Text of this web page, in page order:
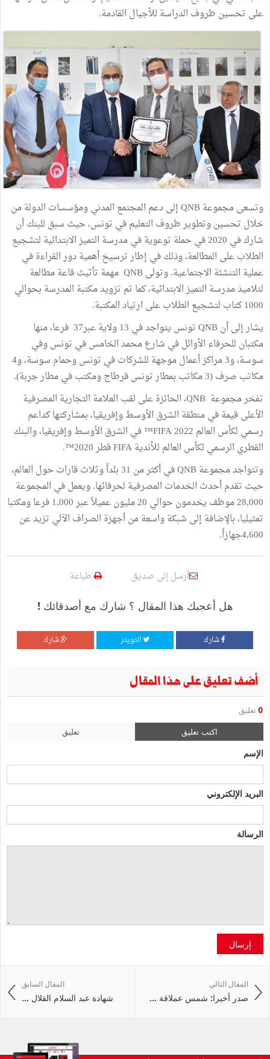
على تحسين ظروف الدراسة للأجيال القادمة.
وتسعى مجموعة QNB إلى دعم المجتمع المدني ومؤسسات الدولة من
خلال تحسين وتطوير ظروف التعليم في تونس، حيث سبق للبنك أن
شارك في 2020 في حملة توعوية في مدرسة التميز الابتدائية لتشجيع
الطلاب على المطالعة، وذلك في إطار ترسيخ أهمية دور القراءة في
عملية التنشئة الاجتماعية. وتولى QNB مهمة تأثيث قاعة مطالعة
لتلاميذ مدرسة التميز الابتدائية، كما تم تزويد مكتبة المدرسة بحوالي
1000 كتاب لتشجيع الطلاب على ارتياد المكتبة.
يشار إلى أن QNB تونس يتواجد في 13 ولاية عبر37 فرعا، منها
مكتبان للحرفاء الأوائل في شارع محمد الخامس في تونس وفي
سوسة، و3 مراكز أعمال موجهة للشركات في تونس وحمام سوسة، و4
مكاتب صرف (3 مكاتب بمطار تونس قرطاج ومكتب في مطار جربة).
تفخر مجموعة QNB، الحائزة على لقب العلامة التجارية المصرفية
الأعلى قيمة في منطقة الشرق الأوسط وإفريقيا، بمشاركتها كداعم
رسمي لكأس العالم FIFA 2022™ في الشرق الأوسط وإفريقيا، والبنك
القطري الرسمي لكأس العالم للأندية FIFA قطر 2020™.
وتتواجد مجموعة QNB في أكثر من 31 بلداً وثلاث قارات حول العالم،
حيث تقدم أحدث الخدمات المصرفية لحرفائها. ويعمل في المجموعة
28,000 موظف يخدمون حوالي 20 مليون عميلاً عبر 1,000 فرعا ومكتبا
تمثيليا، بالإضافة إلى شبكة واسعة من أجهزة الصراف الآلي تزيد عن
4,600جهازاً.
أرسل إلى صديق طباعة
هل أعجبك هذا المقال ؟ شارك مع أصدقائك !
شارك التويتر شارك
أضف تعليق على هذا المقال
0 تعليق
اكتب تعليق تعليق
الإسم
البريد الإلكتروني
الرسالة
إرسال
المقال السابق
شهادة عبد السلام القلال ...
المقال التالي
صدر أخيرا: شمس عملاقة ...